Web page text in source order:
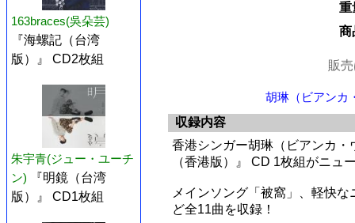
163braces(吳朵芸)
『海螺記（台湾
版）』 CD2枚組
朱宇青(ジュー・ユーチ
ン)
『明鏡（台湾
版）』 CD1枚組
重
商
販
胡琳（ビアンカ
収録内容
香港シンガー胡琳（ビアンカ
（香港版）』 CD 1枚組がニュ
メインソング「被窩」、軽快
ど全11曲を収録！